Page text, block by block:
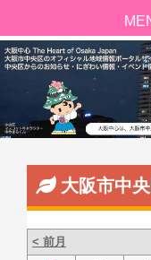
大阪市中
< 前月